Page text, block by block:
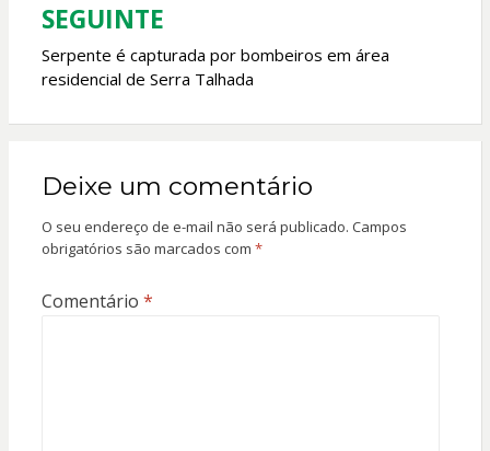
SEGUINTE
Serpente é capturada por bombeiros em área
residencial de Serra Talhada
Deixe um comentário
O seu endereço de e-mail não será publicado. Campos
obrigatórios são marcados com *
Comentário *